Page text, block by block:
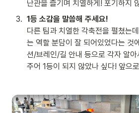
난관을 즐기며 치열하게! 포기하지
3. 1등 소감을 말씀해 주세요!
다른 팀과 치열한 각축전을 펼쳤는
는 역할 분담이 잘 되어있었다는 것
션/브레인/길 안내 등으로 각자 알
주어 1등이 되지 않았나 싶다! 앞으